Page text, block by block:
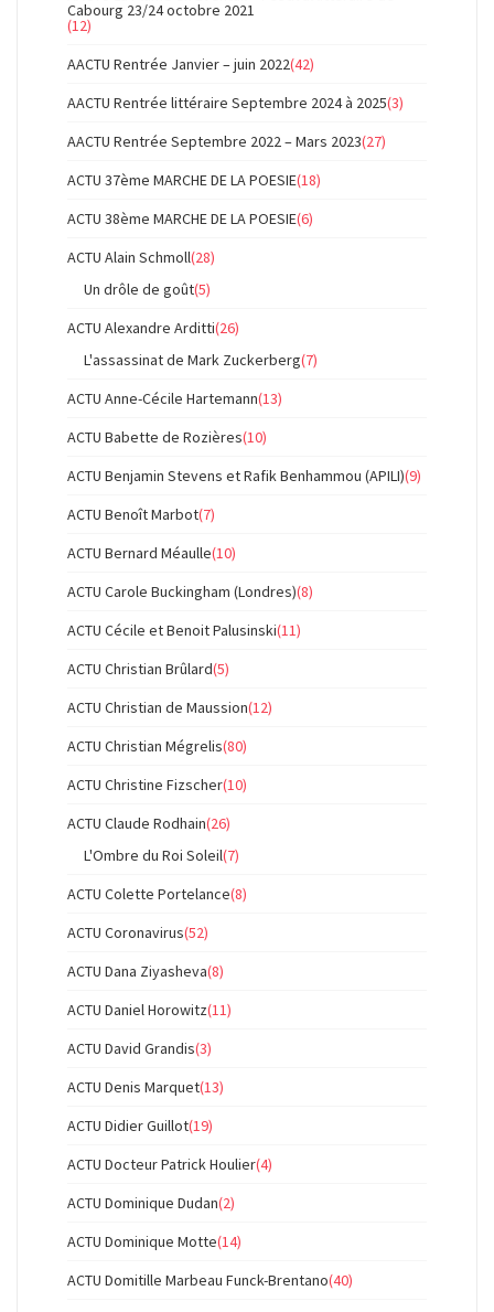
Cabourg 23/24 octobre 2021
(12)
AACTU Rentrée Janvier – juin 2022(42)
AACTU Rentrée littéraire Septembre 2024 à 2025(3)
AACTU Rentrée Septembre 2022 – Mars 2023(27)
ACTU 37ème MARCHE DE LA POESIE(18)
ACTU 38ème MARCHE DE LA POESIE(6)
ACTU Alain Schmoll(28)
Un drôle de goût(5)
ACTU Alexandre Arditti(26)
L'assassinat de Mark Zuckerberg(7)
ACTU Anne-Cécile Hartemann(13)
ACTU Babette de Rozières(10)
ACTU Benjamin Stevens et Rafik Benhammou (APILI)(9)
ACTU Benoît Marbot(7)
ACTU Bernard Méaulle(10)
ACTU Carole Buckingham (Londres)(8)
ACTU Cécile et Benoit Palusinski(11)
ACTU Christian Brûlard(5)
ACTU Christian de Maussion(12)
ACTU Christian Mégrelis(80)
ACTU Christine Fizscher(10)
ACTU Claude Rodhain(26)
L'Ombre du Roi Soleil(7)
ACTU Colette Portelance(8)
ACTU Coronavirus(52)
ACTU Dana Ziyasheva(8)
ACTU Daniel Horowitz(11)
ACTU David Grandis(3)
ACTU Denis Marquet(13)
ACTU Didier Guillot(19)
ACTU Docteur Patrick Houlier(4)
ACTU Dominique Dudan(2)
ACTU Dominique Motte(14)
ACTU Domitille Marbeau Funck-Brentano(40)